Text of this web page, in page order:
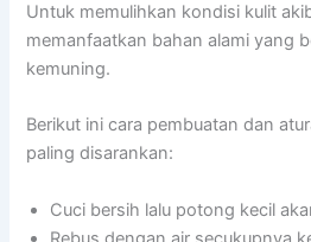
Untuk memulihkan kondisi kulit
memanfaatkan bahan alami yang
kemuning.
Berikut ini cara pembuatan dan
paling disarankan:
Cuci bersih lalu potong kecil